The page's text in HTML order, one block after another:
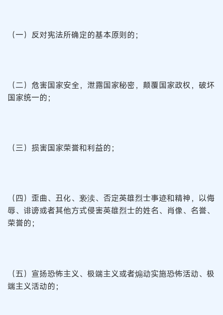
（一）反对宪法所确定的基本原则的；
（二）危害国家安全，泄露国家秘密，颠覆国家政权，破坏
国家统一的；
（三）损害国家荣誉和利益的；
（四）歪曲、丑化、亵渎、否定英雄烈士事迹和精神，以侮
辱、诽谤或者其他方式侵害英雄烈士的姓名、肖像、名誉、
荣誉的；
（五）宣扬恐怖主义、极端主义或者煽动实施恐怖活动、极
端主义活动的；